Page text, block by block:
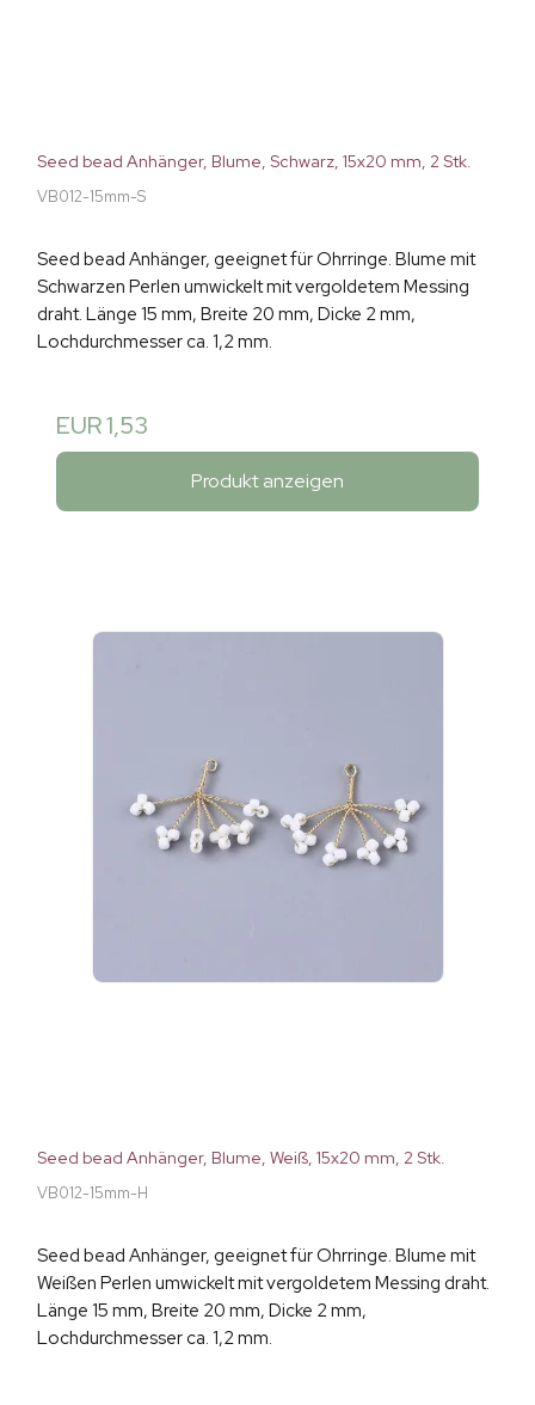
Seed bead Anhänger, Blume, Schwarz, 15x20 mm, 2 Stk.
VB012-15mm-S
Seed bead Anhänger, geeignet für Ohrringe. Blume mit
Schwarzen Perlen umwickelt mit vergoldetem Messing
draht. Länge 15 mm, Breite 20 mm, Dicke 2 mm,
Lochdurchmesser ca. 1,2 mm.
EUR 1,53
Produkt anzeigen
Seed bead Anhänger, Blume, Weiß, 15x20 mm, 2 Stk.
VB012-15mm-H
Seed bead Anhänger, geeignet für Ohrringe. Blume mit
Weißen Perlen umwickelt mit vergoldetem Messing draht.
Länge 15 mm, Breite 20 mm, Dicke 2 mm,
Lochdurchmesser ca. 1,2 mm.